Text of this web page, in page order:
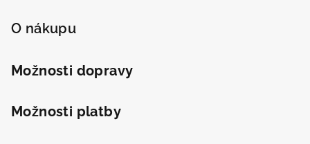
O nákupu
Možnosti dopravy
Možnosti platby